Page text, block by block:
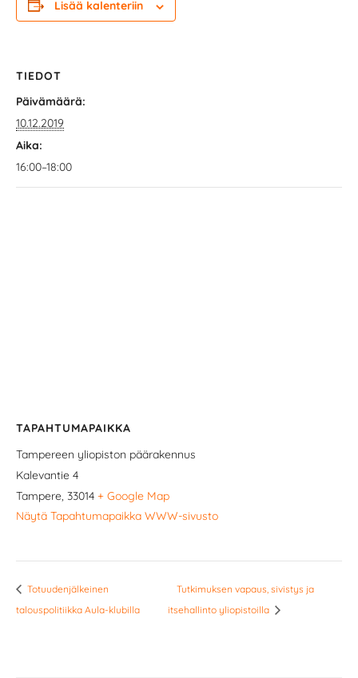
Lisää kalenteriin
TIEDOT
Päivämäärä:
10.12.2019
Aika:
16:00–18:00
TAPAHTUMAPAIKKA
Tampereen yliopiston päärakennus
Kalevantie 4
Tampere, 33014 + Google Map
Näytä Tapahtumapaikka WWW-sivusto
Totuudenjälkeinen
talouspolitiikka Aula-klubilla
Tutkimuksen vapaus, sivistys ja
itsehallinto yliopistoilla